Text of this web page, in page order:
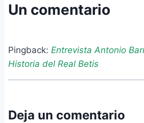
Un comentario
Pingback: Entrevista Antonio
Historia del Real Betis
Deja un comentario